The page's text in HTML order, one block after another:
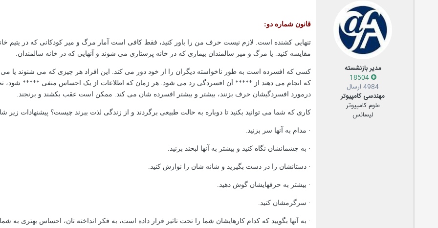
مدیر بازنشسته
18504
4984 ارسال
مهندسی کامپیوتر
علوم کامپیوتر
لیسانس
قانون شماره دو:
تنهایی کشنده است. لازم نیست حرف من را باور کنید، فقط کافی است آمار مرگ و میر کودکانی که در یتیم
مقایسه کنید. یا مرگ و میر سالمندان بیماری که در خانه پرستاری می شوند و آنهایی که در خانه سالمندان.
کسی که افسرده است به طور ناخواسته دیگران را از خود دور می کند. این افراد هر چیزی که می شنوند یا
که انجام می دهند از ***** آن افسردگی رد می شود. هر زمان که اطلاعات از یک احساس منفی ***** شود،
درمورد افسردگیشان حرف بزنند، بیشتر و بیشتر افسرده شان می کند. ممکن است عقب بکشند و برنجند.
کاری که شما می توانید بکنید تا دوباره به حالت طبیعی برگردند و از زندگی لذت ببرند چیست؟ پیشنهادات زیر
· مدام به آنها سر بزنید.
· به چشمانشان نگاه کنید و بیشتر به آنها لبخند بزنید.
· دستانشان را در دست بگیرید و شانه شان را نوازش کنید.
· بیشتر به حرفهایشان گوش دهید.
· سرگرمشان کنید.
· به آنها بگویید که کدام کارهایشان شما را تحت تاثیر قرار داده است، به فکر انداخته تان، احساس بهتری به